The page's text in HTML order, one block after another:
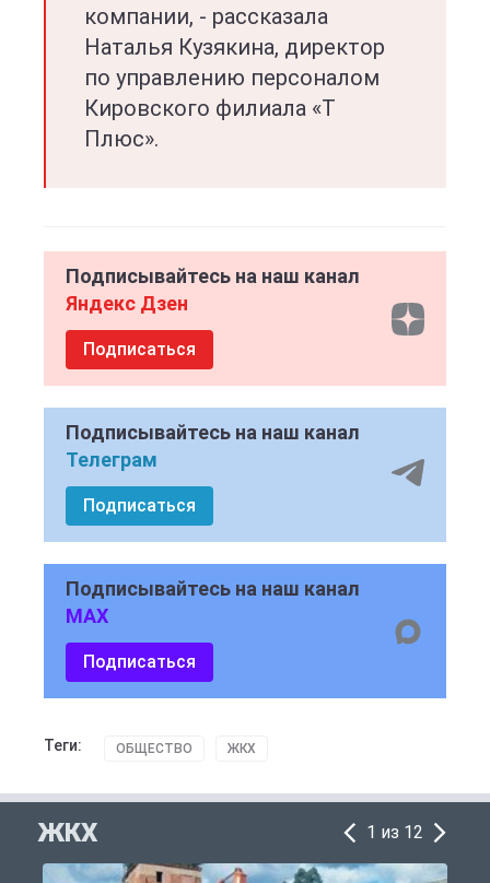
компании, - рассказала
Наталья Кузякина, директор
по управлению персоналом
Кировского филиала «Т
Плюс».
Подписывайтесь на наш канал
Яндекс Дзен
Подписаться
Подписывайтесь на наш канал
Телеграм
Подписаться
Подписывайтесь на наш канал
MAX
Подписаться
Теги: ОБЩЕСТВО ЖКХ
ЖКХ 1 из 12